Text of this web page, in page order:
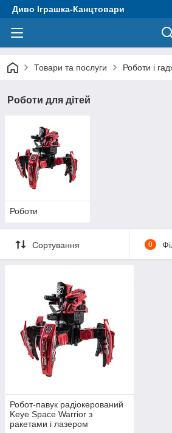
Диво Іграшка-Канцтовари
Товари та послуги Роботи і
Роботи для дітей
Роботи
Сортування 0
Робот-павук радіокерований
Keye Space Warrior з
ракетами і лазером